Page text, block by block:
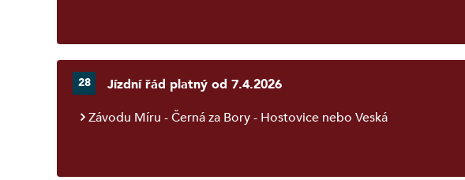
28
Jízdní řád platný od 7.4.2026
Závodu Míru - Černá za Bory - Hostovice nebo Veská